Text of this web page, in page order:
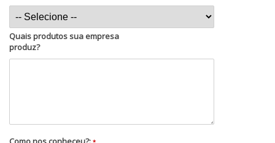
Quais produtos sua empresa
produz?